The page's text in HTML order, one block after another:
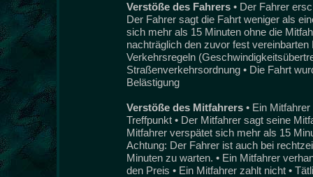
Verstöße des Fahrers • Der Fahrer
Der Fahrer sagt die Fahrt weniger als
sich mehr als 15 Minuten ohne die
nachträglich den zuvor fest
Verkehrsregeln
Straßenverkehrsordnung • Die Fahrt
Belästigung
Verstöße des Mitfahrers • Ein
Treffpunkt • Der Mitfahrer sagt seine
Mitfahrer verspätet sich mehr als 15
Achtung: Der Fahrer ist auch bei
Minuten zu warten. • Ein Mitfahrer
den Preis • Ein Mitfahrer zahlt nicht •